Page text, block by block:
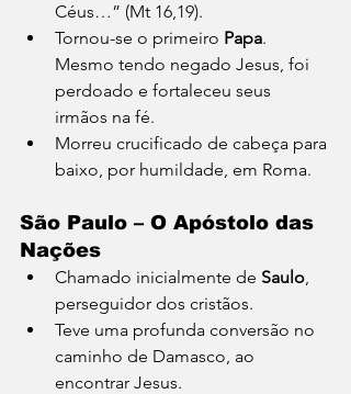
Céus…” (Mt 16,19).
Tornou-se o primeiro Papa.
Mesmo tendo negado Jesus, foi
perdoado e fortaleceu seus
irmãos na fé.
Morreu crucificado de cabeça para
baixo, por humildade, em Roma.
São Paulo – O Apóstolo das
Nações
Chamado inicialmente de Saulo,
perseguidor dos cristãos.
Teve uma profunda conversão no
caminho de Damasco, ao
encontrar Jesus.